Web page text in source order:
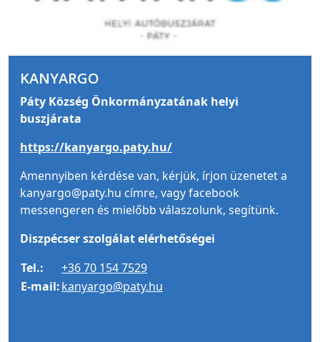
KANYARGO
Páty Község Önkormányzatának helyi
buszjárata
https://kanyargo.paty.hu/
Amennyiben kérdése van, kérjük, írjon üzenetet a
kanyargo@paty.hu címre, vagy facebook
messengeren és mielőbb válaszolunk, segítünk.
Diszpécser szolgálat elérhetőségei
Tel.:
+36 70 154 7529
E-mail:kanyargo@paty.hu